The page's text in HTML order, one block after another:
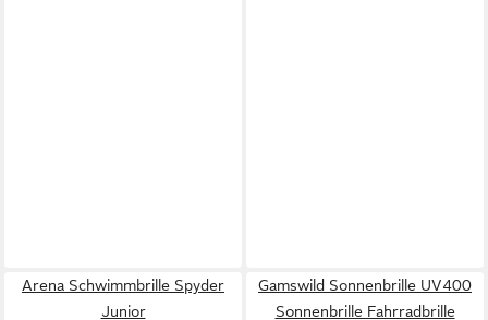
Arena Schwimmbrille Spyder
Junior
Gamswild Sonnenbrille UV400
Sonnenbrille Fahrradbrille